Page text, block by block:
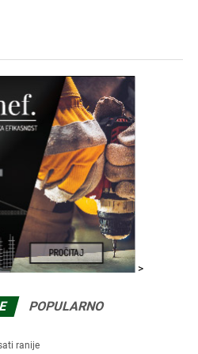
>
POPULARNO
ranije